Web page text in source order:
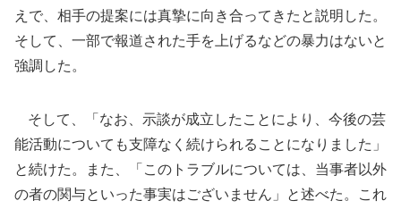
えで、相手の提案には真摯に向き合ってきたと説明した。
そして、一部で報道された手を上げるなどの暴力はないと
強調した。
そして、「なお、示談が成立したことにより、今後の芸
能活動についても支障なく続けられることになりました」
と続けた。また、「このトラブルについては、当事者以外
の者の関与といった事実はございません」と述べた。これ